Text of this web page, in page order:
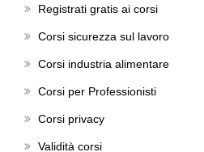
Registrati gratis ai corsi
Corsi sicurezza sul lavoro
Corsi industria alimentare
Corsi per Professionisti
Corsi privacy
Validità corsi